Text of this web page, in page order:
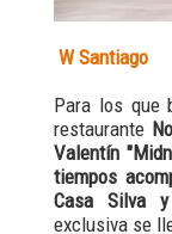
W Santiago
Para los que
restaurante
Valentín
tiempos
Casa Silva
exclusiva se